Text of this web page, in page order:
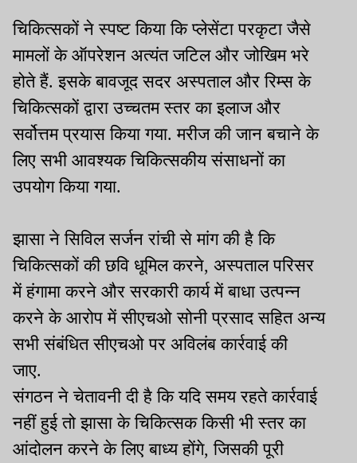
चिकित्सकों ने स्पष्ट किया कि प्लेसेंटा परकृटा जैसे
मामलों के ऑपरेशन अत्यंत जटिल और जोखिम भरे
होते हैं. इसके बावजूद सदर अस्पताल और रिम्स के
चिकित्सकों द्वारा उच्चतम स्तर का इलाज और
सर्वोत्तम प्रयास किया गया. मरीज की जान बचाने के
लिए सभी आवश्यक चिकित्सकीय संसाधनों का
उपयोग किया गया.
झासा ने सिविल सर्जन रांची से मांग की है कि
चिकित्सकों की छवि धूमिल करने, अस्पताल परिसर
में हंगामा करने और सरकारी कार्य में बाधा उत्पन्न
करने के आरोप में सीएचओ सोनी प्रसाद सहित अन्य
सभी संबंधित सीएचओ पर अविलंब कार्रवाई की
जाए.
संगठन ने चेतावनी दी है कि यदि समय रहते कार्रवाई
नहीं हुई तो झासा के चिकित्सक किसी भी स्तर का
आंदोलन करने के लिए बाध्य होंगे, जिसकी पूरी